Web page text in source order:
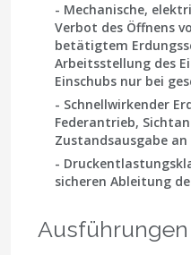
- Mechanische,
Verbot des Öffnens
betätigtem
Arbeitsstellung des
Einschubs nur bei
- Schnellwirkender
Federantrieb,
Zustandsausgabe
-
sicheren Ableitung